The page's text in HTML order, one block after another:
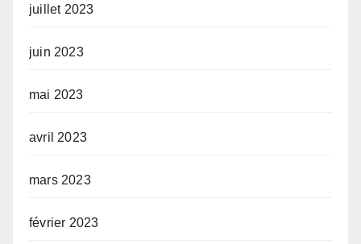
juillet 2023
juin 2023
mai 2023
avril 2023
mars 2023
février 2023